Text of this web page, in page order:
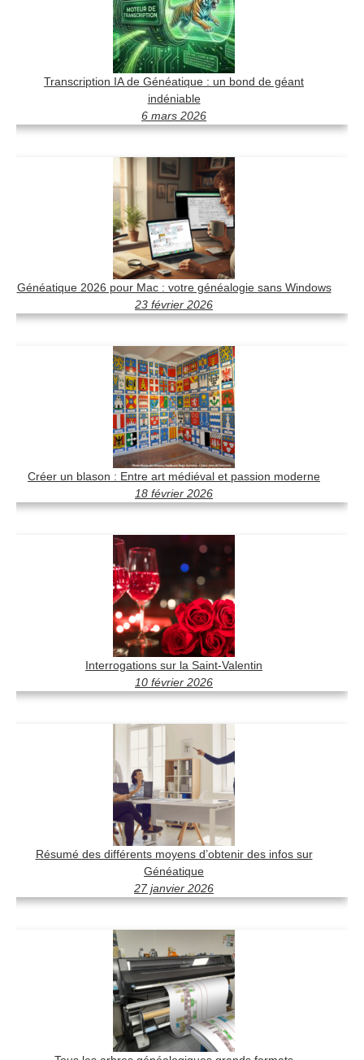
Transcription IA de Généatique : un bond de géant
indéniable
6 mars 2026
Généatique 2026 pour Mac : votre généalogie sans Windows
23 février 2026
Créer un blason : Entre art médiéval et passion moderne
18 février 2026
Interrogations sur la Saint-Valentin
10 février 2026
Résumé des différents moyens d’obtenir des infos sur
Généatique
27 janvier 2026